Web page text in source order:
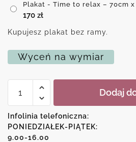
Plakat - Time to relax – 70cm
170 zł
Kupujesz plakat bez ramy.
Wyceń na wymiar
Plakat
to
relax
Dodaj
Infolinia telefoniczna:
PONIEDZIAŁEK-PIĄTEK:
9.00-16.00